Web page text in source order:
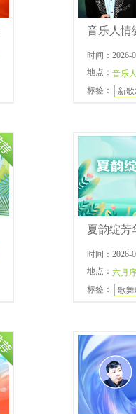
时间：2026-
地点：
标签：
新
夏韵绽芳
时间：2026-
地点： 六月
标签：
歌